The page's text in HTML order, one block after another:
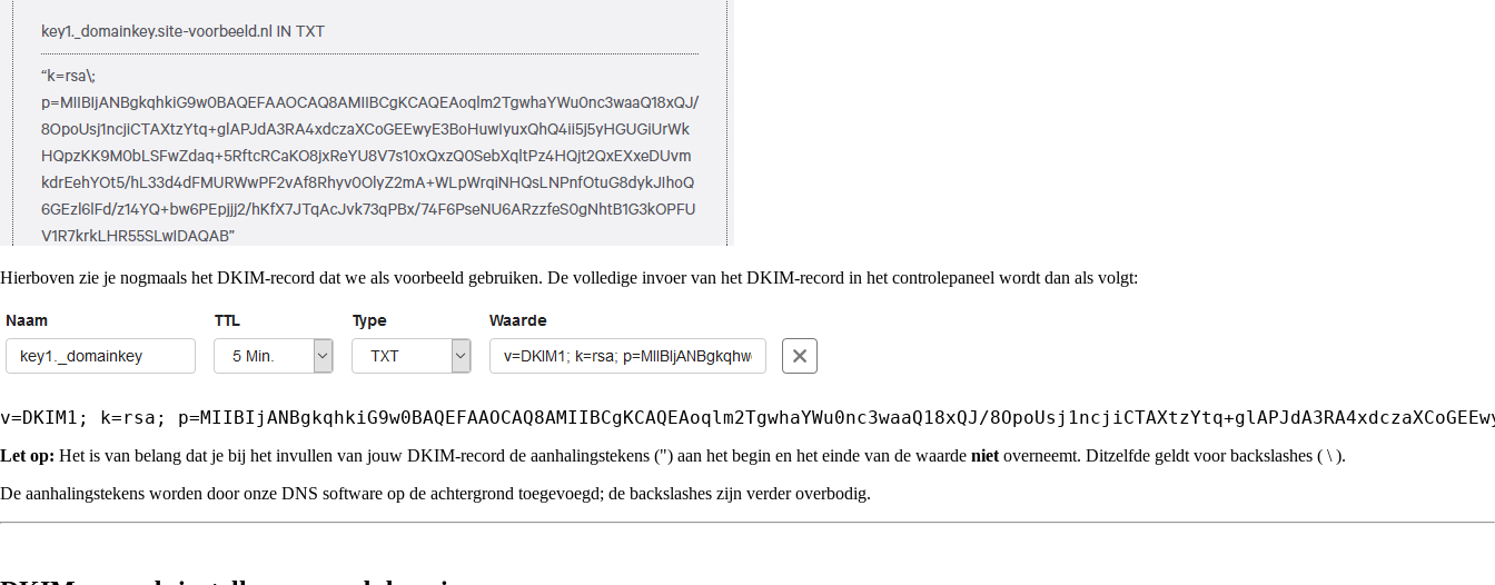
Hierboven zie je nogmaals het DKIM-record dat we als voorbeeld gebruiken. De volledige invoer van het DKIM-record in het controlepaneel wordt dan als volgt:
v=DKIM1; k=rsa; p=MIIBIjANBgkqhkiG9w0BAQEFAAOCAQ8AMIIBCgKCAQEAoqlm2TgwhaYWu0nc3waaQ18xQJ/
Let op: Het is van belang dat je bij het invullen van jouw DKIM-record de aanhalingstekens (") aan het begin en het einde van de waarde niet overneemt. Ditzelfde geldt voor backslashes ( \ ).
De aanhalingstekens worden door onze DNS software op de achtergrond toegevoegd; de backslashes zijn verder overbodig.